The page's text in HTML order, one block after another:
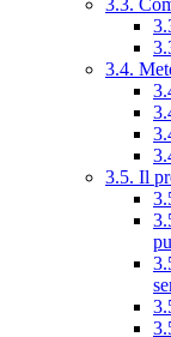
3.3.
3.4.
3.5. Il